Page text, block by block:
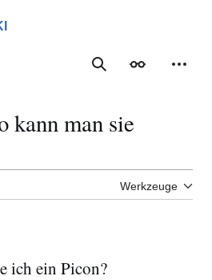
Suche
kann man sie
Werkzeuge
ich ein Picon?